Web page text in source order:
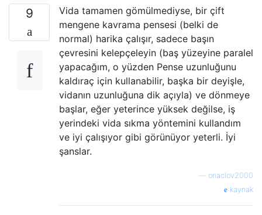
9
Vida tamamen gömülmediyse, bir çift
mengene kavrama pensesi (belki de
normal) harika çalışır, sadece başın
çevresini kelepçeleyin (baş yüzeyine paralel
yapacağım, o yüzden Pense uzunluğunu
kaldıraç için kullanabilir, başka bir deyişle,
vidanın uzunluğuna dik açıyla) ve dönmeye
başlar, eğer yeterince yüksek değilse, iş
yerindeki vida sıkma yöntemini kullandım
ve iyi çalışıyor gibi görünüyor yeterli. İyi
şanslar.
onaclov2000
kaynak